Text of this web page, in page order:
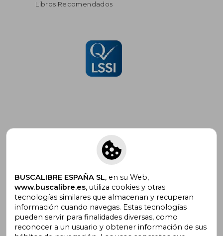
Libros Recomendados
Suscríbete para recibir ofertas y
promociones
¿Necesitas ayuda?
Ir a Centro de Soporte
BUSCALIBRE ESPAÑA SL, en su Web,
www.buscalibre.es, utiliza cookies y otras
tecnologías similares que almacenan y recuperan
información cuando navegas. Estas tecnologías
pueden servir para finalidades diversas, como
reconocer a un usuario y obtener información de sus